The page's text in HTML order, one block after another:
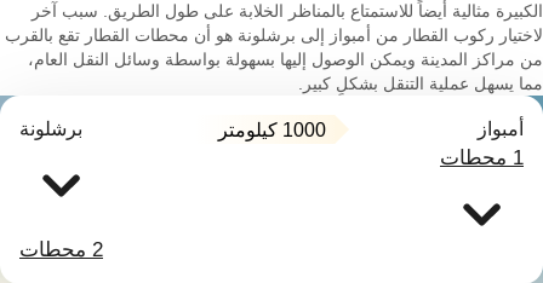
الكبيرة مثالية أيضاً للاستمتاع بالمناظر الخلابة على طول الطريق. سبب آخر
لاختيار ركوب القطار من أمبواز إلى برشلونة هو أن محطات القطار تقع بالقرب
من مراكز المدينة ويمكن الوصول إليها بسهولة بواسطة وسائل النقل العام،
مما يسهل عملية التنقل بشكلٍ كبير.
أمبواز 1000 كيلومتر برشلونة
1 محطات
2 محطات